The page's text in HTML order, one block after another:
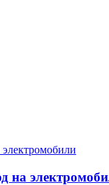
на